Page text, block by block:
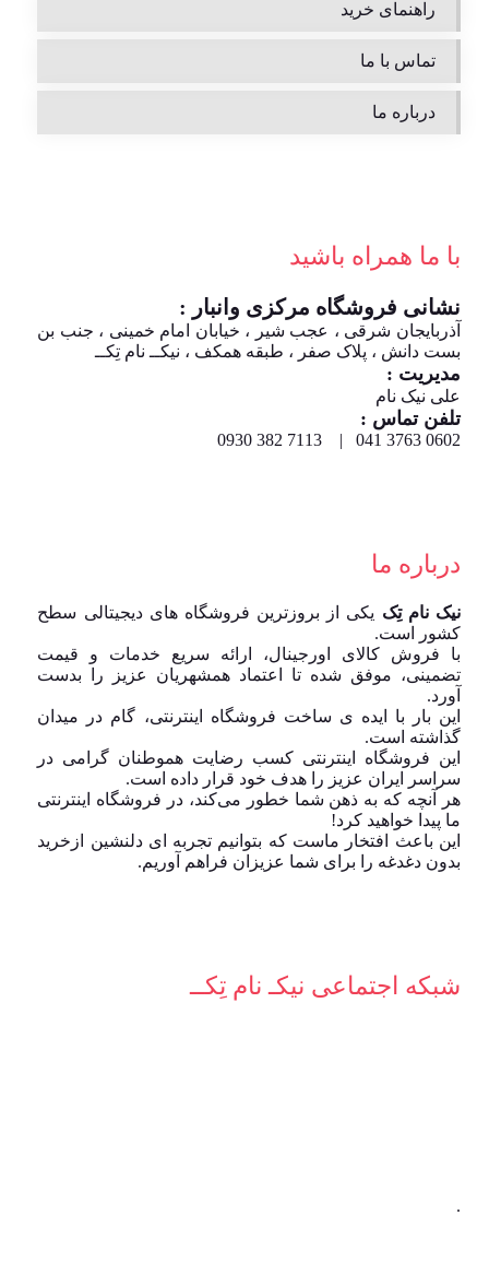
راهنمای خرید
تماس با ما
درباره ما
با ما همراه باشید
نشانی فروشگاه مرکزی وانبار :
آذربایجان شرقی ، عجب شیر ، خیابان امام خمینی ، جنب بن
بست دانش ، پلاک صفر ، طبقه همکف ، نیکــ نام تِکــ
مدیریت :
علی نیک نام
تلفن تماس :
0602 3763 041 | 7113 382 0930
درباره ما
نیک نام تِک یکی از بروزترین فروشگاه های دیجیتالی سطح
کشور است.
با فروش کالای اورجینال، ارائه سریع خدمات و قیمت
تضمینی، موفق شده تا اعتماد همشهریان عزیز را بدست
آورد.
این بار با ایده ی ساخت فروشگاه اینترنتی، گام در میدان
گذاشته است.
این فروشگاه اینترنتی کسب رضایت هموطنان گرامی در
سراسر ایران عزیز را هدف خود قرار داده است.
هر آنچه که به ذهن شما خطور می‌کند، در فروشگاه اینترنتی
ما پیدا خواهید کرد!
این باعث افتخار ماست که بتوانیم تجربه ای دلنشین ازخرید
بدون دغدغه را برای شما عزیزان فراهم آوریم.
شبکه‌ اجتماعی نیکـ نام تِکــ
.